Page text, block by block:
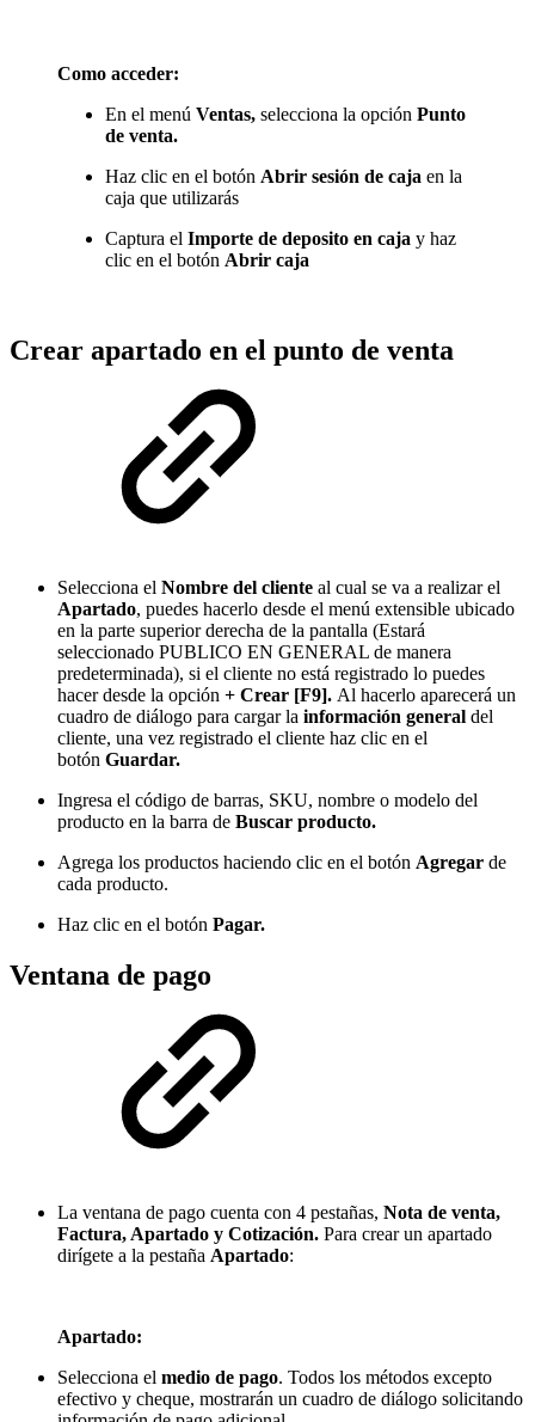
Como acceder:
En el menú Ventas, selecciona la opción Punto
de venta.
Haz clic en el botón Abrir sesión de caja en la
caja que utilizarás
Captura el Importe de deposito en caja y haz
clic en el botón Abrir caja
Crear apartado en el punto de venta
Selecciona el Nombre del cliente al cual se va a realizar el
Apartado, puedes hacerlo desde el menú extensible ubicado
en la parte superior derecha de la pantalla (Estará
seleccionado PUBLICO EN GENERAL de manera
predeterminada), si el cliente no está registrado lo puedes
hacer desde la opción + Crear [F9]. Al hacerlo aparecerá un
cuadro de diálogo para cargar la información general del
cliente, una vez registrado el cliente haz clic en el
botón Guardar.
Ingresa el código de barras, SKU, nombre o modelo del
producto en la barra de Buscar producto.
Agrega los productos haciendo clic en el botón Agregar de
cada producto.
Haz clic en el botón Pagar.
Ventana de pago
La ventana de pago cuenta con 4 pestañas, Nota de venta,
Factura, Apartado y Cotización. Para crear un apartado
dirígete a la pestaña Apartado:
Apartado:
Selecciona el medio de pago. Todos los métodos excepto
efectivo y cheque, mostrarán un cuadro de diálogo solicitando